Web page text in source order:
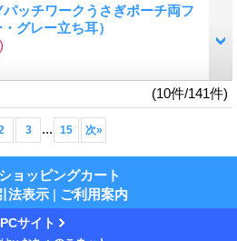
ッチワークうさぎポーチ両フ
グレー立ち耳）
(10件/141件)
3 ... 15 次»
ショッピングカート
法表示 | ご利用案内
PCサイト